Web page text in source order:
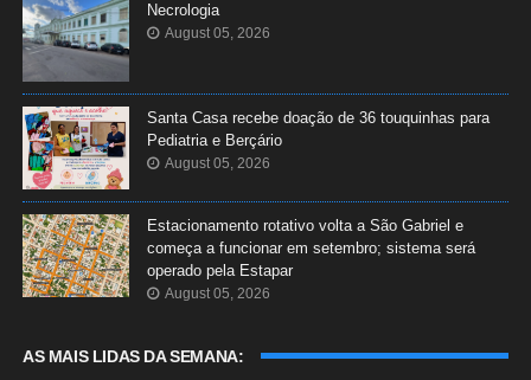
Necrologia
August 05, 2026
Santa Casa recebe doação de 36 touquinhas para
Pediatria e Berçário
August 05, 2026
Estacionamento rotativo volta a São Gabriel e
começa a funcionar em setembro; sistema será
operado pela Estapar
August 05, 2026
AS MAIS LIDAS DA SEMANA: